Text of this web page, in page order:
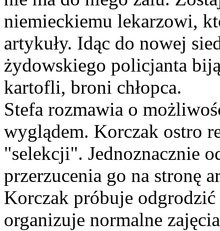
niemieckiemu lekarzowi,
artykuły. Idąc do nowej
żydowskiego policjanta
kartofli, broni chłopca.
Stefa rozmawia o
wyglądem. Korczak ostro
"selekcji". Jednoznacznie
przerzucenia go na stronę
Korczak próbuje
organizuje normalne